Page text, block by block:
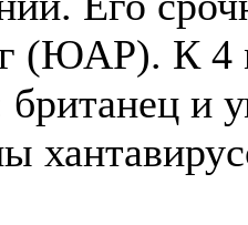
(ЮАР). К 4
британец и